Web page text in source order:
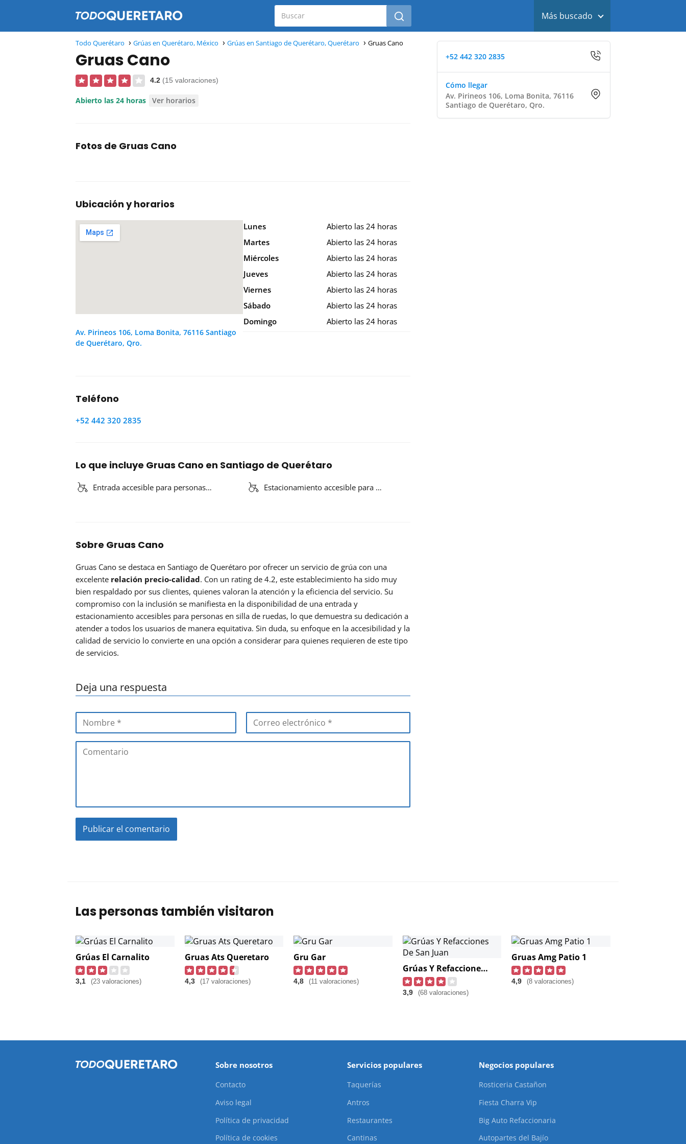
Más buscado
Todo Querétaro Grúas en Querétaro, México Grúas en Santiago de Querétaro, Querétaro Gruas Cano
Gruas Cano
4.2 (15 valoraciones)
Abierto las 24 horas Ver horarios
Fotos de Gruas Cano
Ubicación y horarios
Av. Pirineos 106, Loma Bonita, 76116 Santiago
de Querétaro, Qro.
Lunes
Abierto las 24 horas
Martes
Abierto las 24 horas
Miércoles
Abierto las 24 horas
Jueves
Abierto las 24 horas
Viernes
Abierto las 24 horas
Sábado
Abierto las 24 horas
Domingo
Abierto las 24 horas
Teléfono
+52 442 320 2835
Lo que incluye Gruas Cano en Santiago de Querétaro
Entrada accesible para personas… Estacionamiento accesible para …
Sobre Gruas Cano
Gruas Cano se destaca en Santiago de Querétaro por ofrecer un servicio de grúa con una
excelente relación precio-calidad. Con un rating de 4.2, este establecimiento ha sido muy
bien respaldado por sus clientes, quienes valoran la atención y la eficiencia del servicio. Su
compromiso con la inclusión se manifiesta en la disponibilidad de una entrada y
estacionamiento accesibles para personas en silla de ruedas, lo que demuestra su dedicación a
atender a todos los usuarios de manera equitativa. Sin duda, su enfoque en la accesibilidad y la
calidad de servicio lo convierte en una opción a considerar para quienes requieren de este tipo
de servicios.
Deja una respuesta
+52 442 320 2835
Cómo llegar
Av. Pirineos 106, Loma Bonita, 76116
Santiago de Querétaro, Qro.
Las personas también visitaron
Grúas El Carnalito
3,1 (23 valoraciones)
Gruas Ats Queretaro
4,3 (17 valoraciones)
Gru Gar
4,8 (11 valoraciones)
Grúas Y Refacciones De San Juan
3,9 (68 valoraciones)
Gruas Amg Patio 1
4,9 (8 valoraciones)
Sobre nosotros
Contacto
Aviso legal
Política de privacidad
Política de cookies
Servicios populares
Taquerías
Antros
Restaurantes
Cantinas
Negocios populares
Rosticeria Castañon
Fiesta Charra Vip
Big Auto Refaccionaria
Autopartes del Bajío